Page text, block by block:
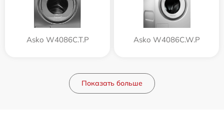
Asko W4086C.T.P Asko W4086C.W.P
Показать больше